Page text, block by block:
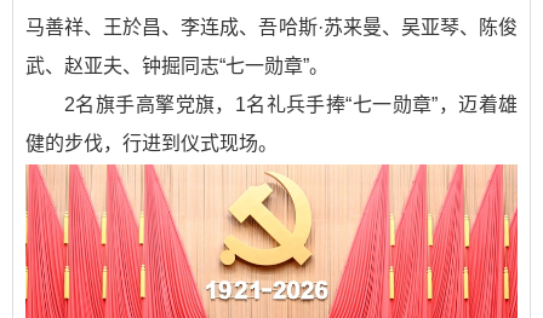
马善祥、王於昌、李连成、吾哈斯·苏来曼、吴亚琴、陈俊
武、赵亚夫、钟掘同志“七一勋章”。
2名旗手高擎党旗，1名礼兵手捧“七一勋章”，迈着雄
健的步伐，行进到仪式现场。